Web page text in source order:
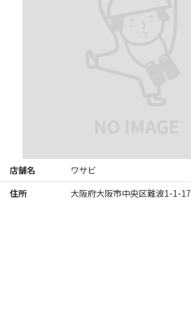
店舗名
ワサビ
住所
大阪府大阪市中央区難波1-1-17